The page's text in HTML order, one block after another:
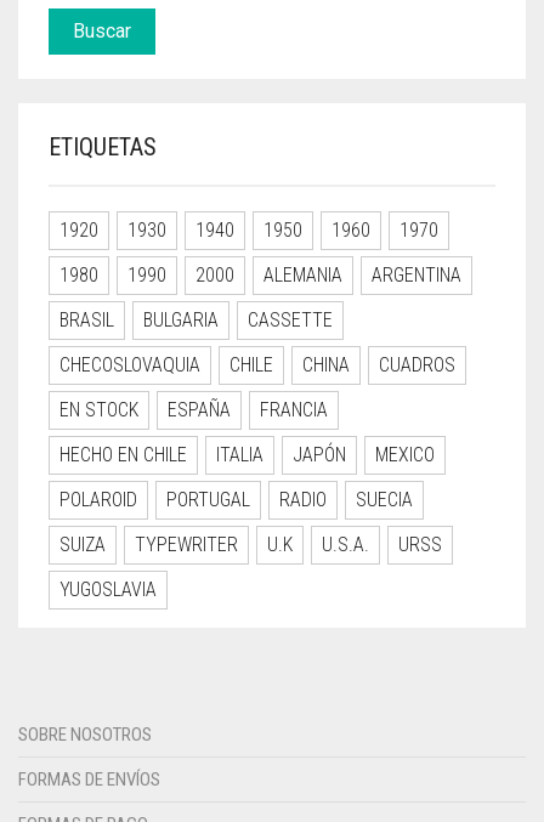
Buscar
ETIQUETAS
1920 1930 1940 1950 1960
1970
1980
1990 2000 ALEMANIA
ARGENTINA
BRASIL
BULGARIA
CASSETTE
CHECOSLOVAQUIA
CHILE CHINA
CUADROS
EN STOCK
ESPAÑA
FRANCIA
HECHO EN CHILE
ITALIA JAPÓN
MEXICO
POLAROID
PORTUGAL RADIO
SUECIA
SUIZA
TYPEWRITER U.K U.S.A.
URSS
YUGOSLAVIA
SOBRE NOSOTROS
FORMAS DE ENVÍOS